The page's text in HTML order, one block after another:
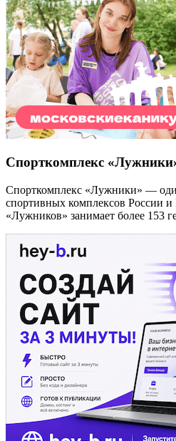
Спорткомплекс
Спорткомплекс «Лужники» —
спортивных комплексов России
«Лужников» занимает более 153